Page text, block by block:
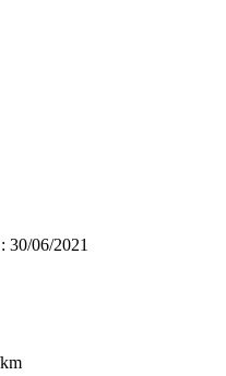
30/06/2021